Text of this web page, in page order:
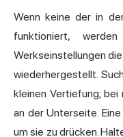
Wenn keine der in
funktioniert,
Werkseinstellungen
wiederhergestellt.
kleinen Vertiefung;
an der Unterseite.
um sie zu drücken.